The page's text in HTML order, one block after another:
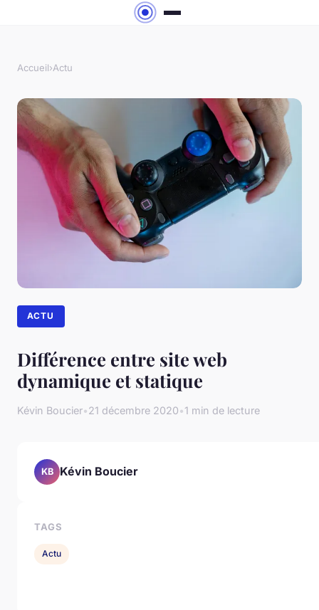
Accueil›Actu
ACTU
Différence entre site web
dynamique et statique
Kévin Boucier•21 décembre 2020•1 min de lecture
KB Kévin Boucier
TAGS
Actu